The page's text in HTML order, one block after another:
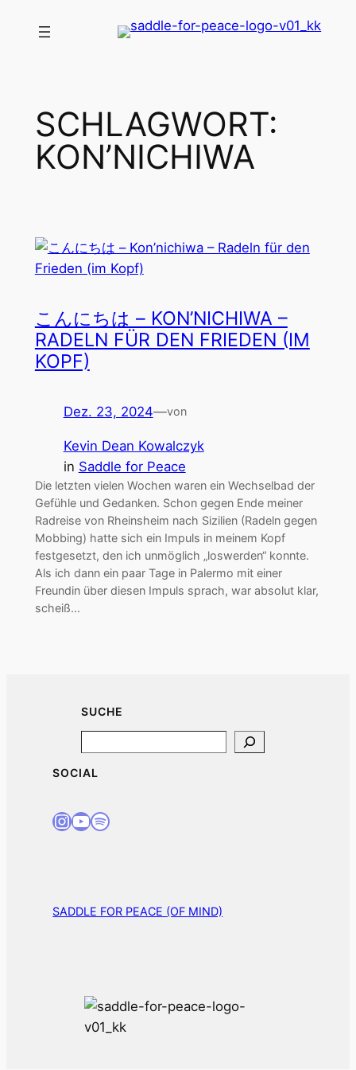
Inhalt
SCHLAGWORT:
KON’NICHIWA
こんにちは – KON’NICHIWA –
RADELN FÜR DEN FRIEDEN (IM
KOPF)
Dez. 23, 2024—von
Kevin Dean Kowalczyk
in Saddle for Peace
Die letzten vielen Wochen waren ein Wechselbad der
Gefühle und Gedanken. Schon gegen Ende meiner
Radreise von Rheinsheim nach Sizilien (Radeln gegen
Mobbing) hatte sich ein Impuls in meinem Kopf
festgesetzt, den ich unmöglich „loswerden“ konnte.
Als ich dann ein paar Tage in Palermo mit einer
Freundin über diesen Impuls sprach, war absolut klar,
scheiß…
SUCHE
SOCIAL
Instagram
Youtube
Spotify
SADDLE FOR PEACE (OF MIND)